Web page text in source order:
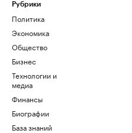
Рубрики
Политика
Экономика
Общество
Бизнес
Технологии и
медиа
Финансы
Биографии
База знаний